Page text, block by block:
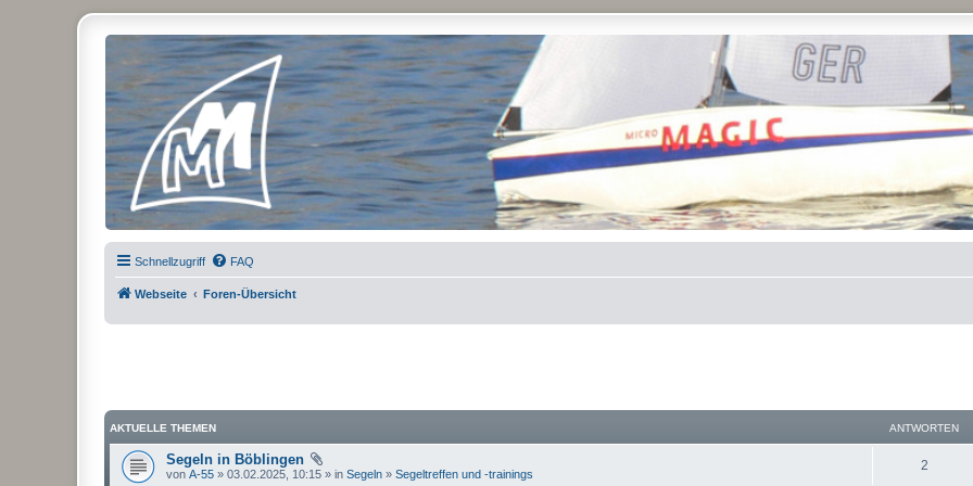
Micro Magic Forum Deutschland
Schnellzugriff FAQ
Webseite Foren-Übersicht
AKTUELLE THEMEN ANTWORTEN
Segeln in Böblingen
von A-55 » 03.02.2025, 10:15 » in Segeln » Segeltreffen und -trainings
2